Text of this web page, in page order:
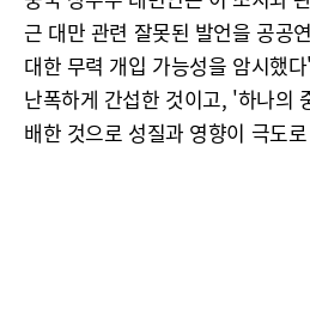
근 대만 관련 잘못된 발언을 공공
대한 무력 개입 가능성을 암시했
난폭하게 간섭한 것이고, '하나의
배한 것으로 성질과 영향이 극도